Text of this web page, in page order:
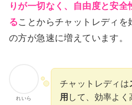
りが一切なく、自由度と安
ることからチャットレディを
の方が急速に増えています。
れいら
チャットレディは
用 して、効率よく